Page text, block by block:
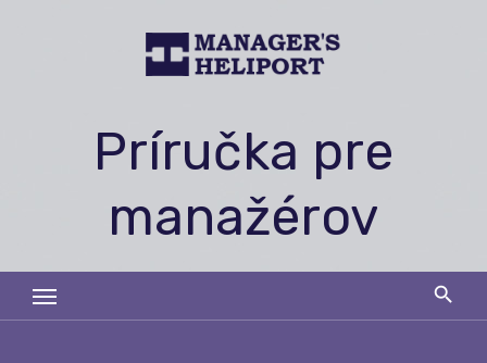
Príručka pre
manažérov